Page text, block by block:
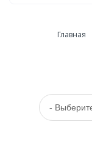
Главная